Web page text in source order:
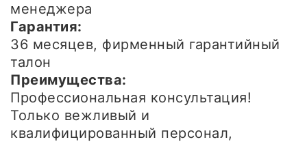
менеджера
Гарантия:
36 месяцев, фирменный гарантийный
талон
Преимущества:
Профессиональная консультация!
Только вежливый и
квалифицированный персонал,